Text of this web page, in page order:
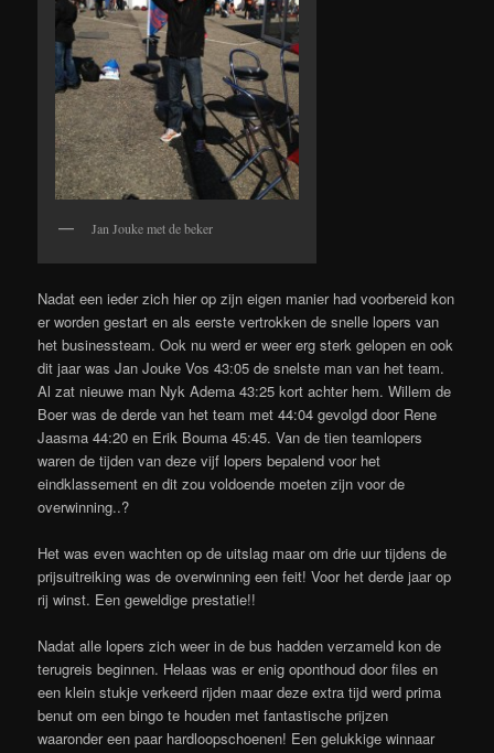
Jan Jouke met de beker
Nadat een ieder zich hier op zijn eigen manier had voorbereid kon
er worden gestart en als eerste vertrokken de snelle lopers van
het businessteam. Ook nu werd er weer erg sterk gelopen en ook
dit jaar was Jan Jouke Vos 43:05 de snelste man van het team.
Al zat nieuwe man Nyk Adema 43:25 kort achter hem. Willem de
Boer was de derde van het team met 44:04 gevolgd door Rene
Jaasma 44:20 en Erik Bouma 45:45. Van de tien teamlopers
waren de tijden van deze vijf lopers bepalend voor het
eindklassement en dit zou voldoende moeten zijn voor de
overwinning..?
Het was even wachten op de uitslag maar om drie uur tijdens de
prijsuitreiking was de overwinning een feit! Voor het derde jaar op
rij winst. Een geweldige prestatie!!
Nadat alle lopers zich weer in de bus hadden verzameld kon de
terugreis beginnen. Helaas was er enig oponthoud door files en
een klein stukje verkeerd rijden maar deze extra tijd werd prima
benut om een bingo te houden met fantastische prijzen
waaronder een paar hardloopschoenen! Een gelukkige winnaar